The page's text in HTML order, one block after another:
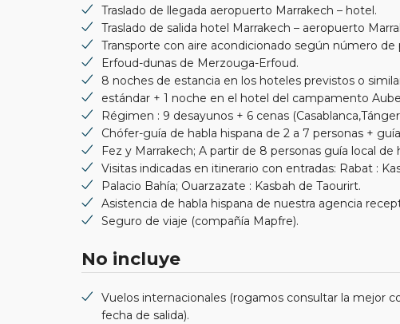
Traslado de llegada aeropuerto Marrakech – hotel.
Traslado de salida hotel Marrakech – aeropuerto
Transporte con aire acondicionado según número
Erfoud-dunas de Merzouga-Erfoud.
8 noches de estancia en los hoteles previstos o
estándar + 1 noche en el hotel del campamento
Régimen : 9 desayunos + 6 cenas
Chófer-guía de habla hispana de 2 a 7 personas +
Fez y Marrakech; A partir de 8 personas guía local de
Visitas indicadas en itinerario con entradas: Rabat :
Palacio Bahía; Ouarzazate : Kasbah de Taourirt.
Asistencia de habla hispana de nuestra agencia
Seguro de viaje (compañía Mapfre).
No incluye
Vuelos internacionales (rogamos consultar la mejor
fecha de salida).